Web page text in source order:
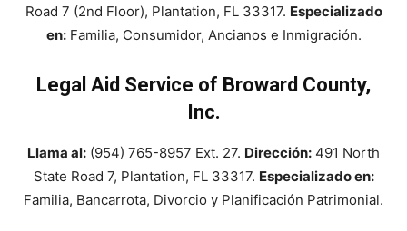
Road 7 (2nd Floor), Plantation, FL 33317. Especializado
en:Familia, Consumidor, Ancianos e Inmigración.
Legal Aid Service of Broward County,
Inc.
Llama al: (954) 765-8957 Ext. 27. Dirección: 491 North
State Road 7, Plantation, FL 33317. Especializado en:
Familia, Bancarrota, Divorcio y Planificación Patrimonial.